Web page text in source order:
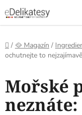
na
obsah
Domů
/ 🥘 Magazín /
ochutnejte to
Mořské